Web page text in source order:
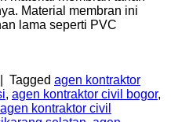
Material membran ini
lama seperti PVC
Tagged agen kontraktor
, agen kontraktor civil bogor,
agen kontraktor civil